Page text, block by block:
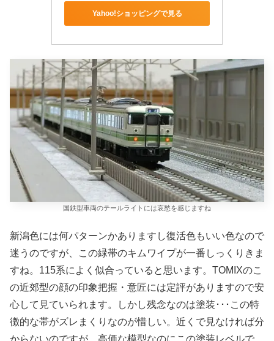
Yahoo!ショッピングで見る
国鉄型車両のテールライトには哀愁を感じますね
新潟色には何パターンかありますし復活色もいい色なので
迷うのですが、この緑帯のキムワイプが一番しっくりきま
すね。115系によく似合っていると思います。TOMIXのこ
の近郊型の顔の印象把握・意匠には定評がありますので安
心して見ていられます。しかし残念なのは塗装･･･この特
徴的な帯がズレまくりなのが惜しい。近くで見なければ分